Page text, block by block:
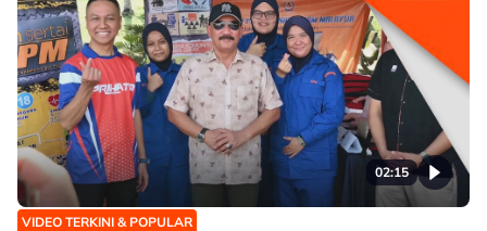
02:15
VIDEO TERKINI & POPULAR